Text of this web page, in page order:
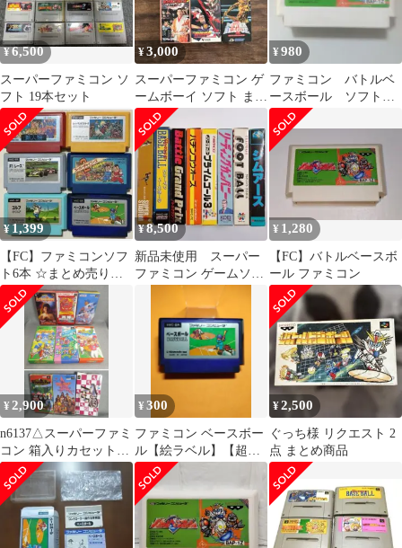
¥6,500
スーパーファミコン ソ
フト 19本セット
¥3,000
スーパーファミコン ゲ
ームボーイ ソフト まと
め売り
¥980
ファミコン バトルベ
ースボール ソフトの
み
¥1,399
【FC】ファミコンソフ
ト6本 ☆まとめ売り最
安値(出品時)☆
¥ 8,500
新品未使用 スーパー
ファミコン ゲームソフ
¥ 1,280
【FC】バトルベースボ
ール ファミコン
¥ 2,900
n6137△スーパーファミ
コン 箱入りカセットま
とめ◇ソフト
¥300
ファミコン ベースボー
ル【絵ラベル】【超割
り引き対応】-D- まと
め買い大歓迎
¥2,500
ぐっち様 リクエスト 2
点 まとめ商品